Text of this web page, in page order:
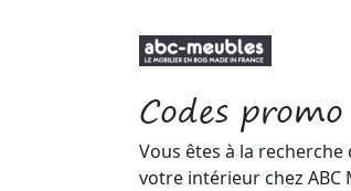
Codes
Vous êtes à la
votre intérieur chez ABC